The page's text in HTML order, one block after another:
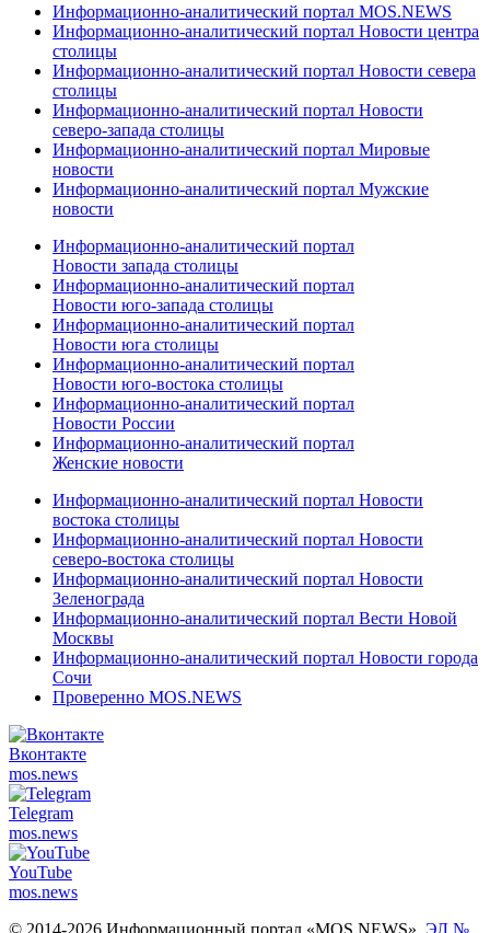
Информационно-аналитический портал MOS.NEWS
Информационно-аналитический портал Новости центра
столицы
Информационно-аналитический портал Новости севера
столицы
Информационно-аналитический портал Новости
северо-запада столицы
Информационно-аналитический портал Мировые
новости
Информационно-аналитический портал Мужские
новости
Информационно-аналитический портал
Новости запада столицы
Информационно-аналитический портал
Новости юго-запада столицы
Информационно-аналитический портал
Новости юга столицы
Информационно-аналитический портал
Новости юго-востока столицы
Информационно-аналитический портал
Новости России
Информационно-аналитический портал
Женские новости
Информационно-аналитический портал Новости
востока столицы
Информационно-аналитический портал Новости
северо-востока столицы
Информационно-аналитический портал Новости
Зеленограда
Информационно-аналитический портал Вести Новой
Москвы
Информационно-аналитический портал Новости города
Сочи
Проверенно MOS.NEWS
Вконтакте
mos.news
Telegram
mos.news
YouTube
mos.news
© 2014-2026 Информационный портал «MOS NEWS». ЭЛ №